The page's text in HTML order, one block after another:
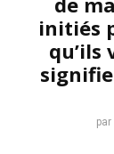
initiés
par